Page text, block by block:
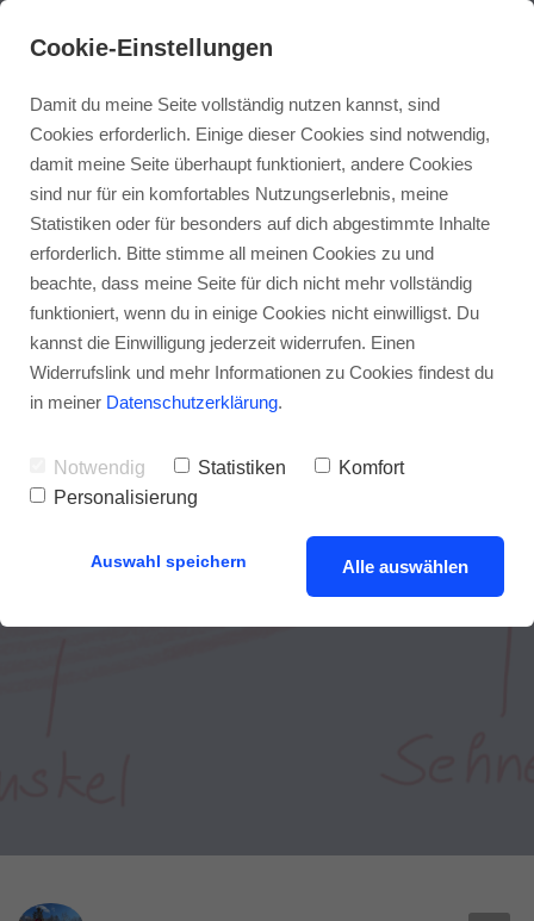
- Fischöl als Option?
Cookie-Einstellungen
Damit du meine Seite vollständig nutzen kannst, sind
Cookies erforderlich. Einige dieser Cookies sind notwendig,
damit meine Seite überhaupt funktioniert, andere Cookies
sind nur für ein komfortables Nutzungserlebnis, meine
Statistiken oder für besonders auf dich abgestimmte Inhalte
erforderlich. Bitte stimme all meinen Cookies zu und
beachte, dass meine Seite für dich nicht mehr vollständig
funktioniert, wenn du in einige Cookies nicht einwilligst. Du
kannst die Einwilligung jederzeit widerrufen. Einen
Widerrufslink und mehr Informationen zu Cookies findest du
in meiner Datenschutzerklärung.
Notwendig Statistiken
Komfort
Personalisierung
Auswahl speichern Alle auswählen